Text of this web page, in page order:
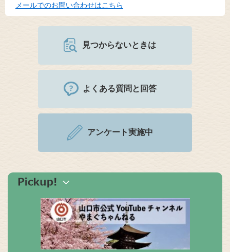
メールでのお問い合わせはこちら
見つからないときは
よくある質問と回答
アンケート実施中